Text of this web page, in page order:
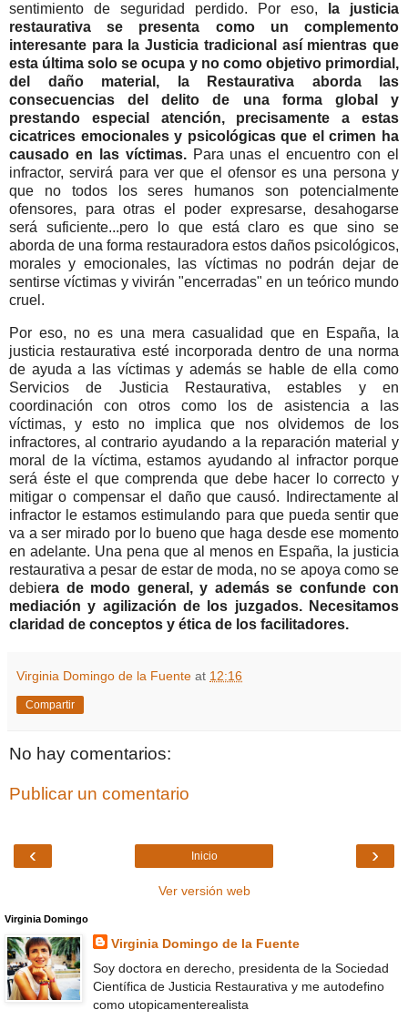
sentimiento de seguridad perdido. Por eso, la justicia
restaurativa se presenta como un complemento
interesante para la Justicia tradicional así mientras que
esta última solo se ocupa y no como objetivo primordial,
del daño material, la Restaurativa aborda las
consecuencias del delito de una forma global y
prestando especial atención, precisamente a estas
cicatrices emocionales y psicológicas que el crimen ha
causado en las víctimas.Para unas el encuentro con el
infractor, servirá para ver que el ofensor es una persona y
que no todos los seres humanos son potencialmente
ofensores, para otras el poder expresarse, desahogarse
será suficiente...pero lo que está claro es que sino se
aborda de una forma restauradora estos daños psicológicos,
morales y emocionales, las víctimas no podrán dejar de
sentirse víctimas y vivirán "encerradas" en un teórico mundo
cruel.
Por eso, no es una mera casualidad que en España, la
justicia restaurativa esté incorporada dentro de una norma
de ayuda a las víctimas y además se hable de ella como
Servicios de Justicia Restaurativa, estables y en
coordinación con otros como los de asistencia a las
víctimas, y esto no implica que nos olvidemos de los
infractores, al contrario ayudando a la reparación material y
moral de la víctima, estamos ayudando al infractor porque
será éste el que comprenda que debe hacer lo correcto y
mitigar o compensar el daño que causó. Indirectamente al
infractor le estamos estimulando para que pueda sentir que
va a ser mirado por lo bueno que haga desde ese momento
en adelante. Una pena que al menos en España, la justicia
restaurativa a pesar de estar de moda, no se apoya como se
debiera de modo general, y además se confunde con
mediación y agilización de los juzgados. Necesitamos
claridad de conceptos y ética de los facilitadores.
Virginia Domingo de la Fuente at 12:16
Compartir
No hay comentarios:
Publicar un comentario
‹ ›
Inicio
Ver versión web
Virginia Domingo
Virginia Domingo de la Fuente
Soy doctora en derecho, presidenta de la Sociedad
Científica de Justicia Restaurativa y me autodefino
como utopicamenterealista